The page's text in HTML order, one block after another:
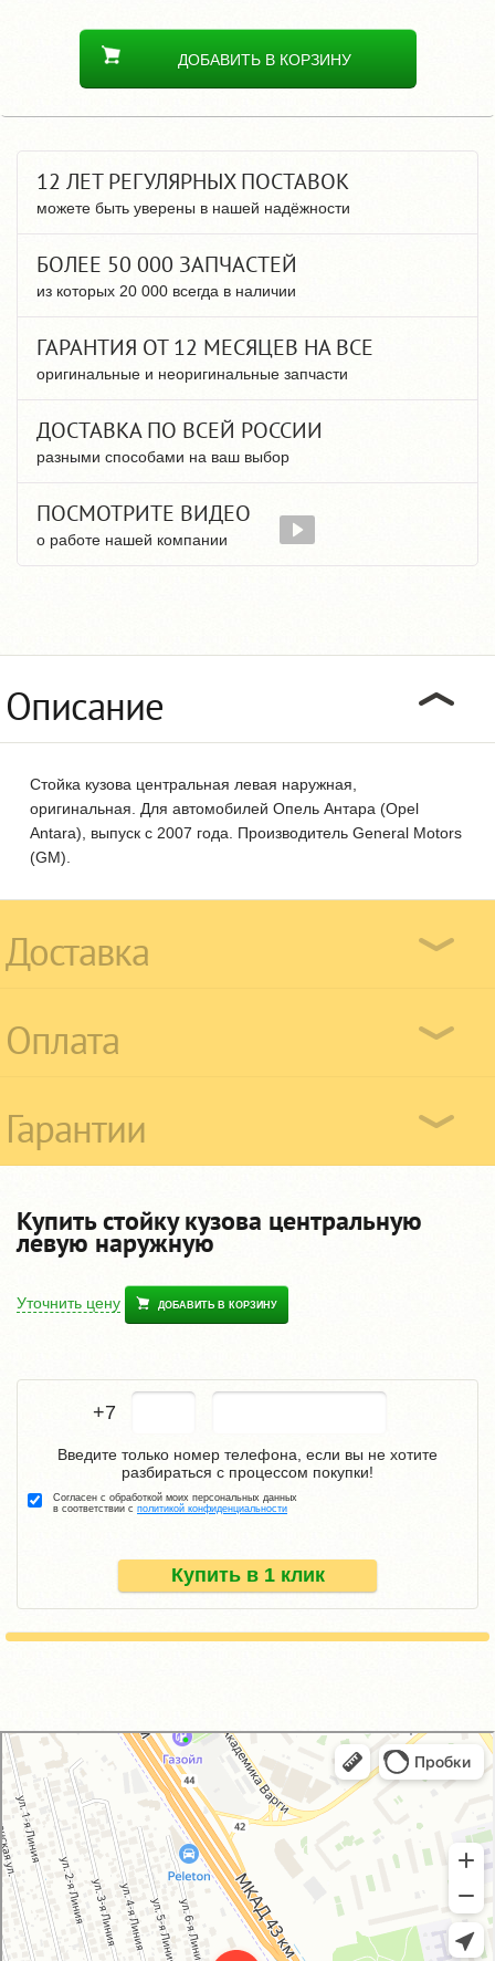
ДОБАВИТЬ В КОРЗИНУ
12 ЛЕТ РЕГУЛЯРНЫХ ПОСТАВОК
можете быть уверены в нашей надёжности
БОЛЕЕ 50 000 ЗАПЧАСТЕЙ
из которых 20 000 всегда в наличии
ГАРАНТИЯ ОТ 12 МЕСЯЦЕВ НА ВСЕ
оригинальные и неоригинальные запчасти
ДОСТАВКА ПО ВСЕЙ РОССИИ
разными способами на ваш выбор
ПОСМОТРИТЕ ВИДЕО
о работе нашей компании
Описание
Стойка кузова центральная левая наружная,
оригинальная. Для автомобилей Опель Антара (Opel
Antara), выпуск с 2007 года. Производитель General Motors
(GM).
Доставка
Оплата
Гарантии
Купить стойку кузова центральную
левую наружную
Уточнить цену ДОБАВИТЬ В КОРЗИНУ
+7
Купить в 1 клик
Введите только номер телефона, если вы не хотите
разбираться с процессом покупки!
Согласен с обработкой моих персональных данных
в соответствии с политикой конфиденциальности
GM-City&VAG-Repair
Автосервис, автотехцентр в Москве
Магазин автозапчастей и автотоваров в Москве